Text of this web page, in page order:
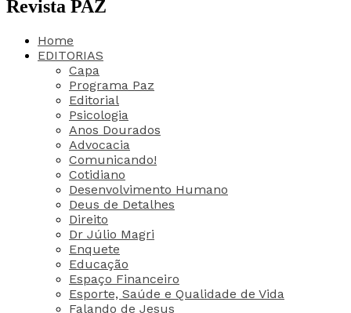
Revista PAZ
Home
EDITORIAS
Capa
Programa Paz
Editorial
Psicologia
Anos Dourados
Advocacia
Comunicando!
Cotidiano
Desenvolvimento Humano
Deus de Detalhes
Direito
Dr Júlio Magri
Enquete
Educação
Espaço Financeiro
Esporte, Saúde e Qualidade de Vida
Falando de Jesus